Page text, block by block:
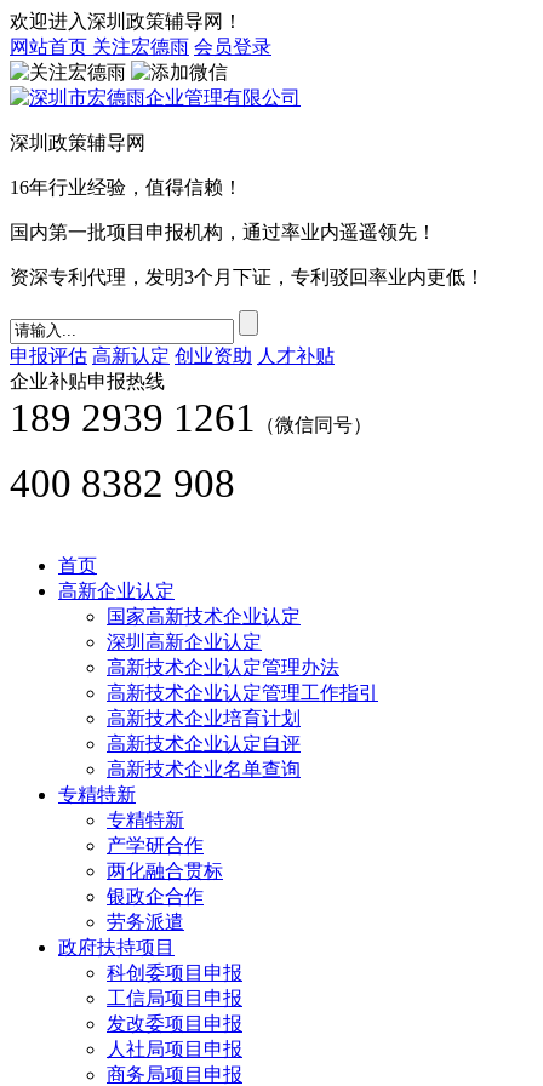
欢迎进入深圳政策辅导网！
网站首页 关注宏德雨 会员登录
深圳政策辅导网
16年行业经验，值得信赖！
国内第一批项目申报机构，通过率业内遥遥领先！
资深专利代理，发明3个月下证，专利驳回率业内更低！
申报评估 高新认定 创业资助 人才补贴
企业补贴申报热线
189 2939 1261 （微信同号）
400 8382 908
首页
高新企业认定
国家高新技术企业认定
深圳高新企业认定
高新技术企业认定管理办法
高新技术企业认定管理工作指引
高新技术企业培育计划
高新技术企业认定自评
高新技术企业名单查询
专精特新
专精特新
产学研合作
两化融合贯标
银政企合作
劳务派遣
政府扶持项目
科创委项目申报
工信局项目申报
发改委项目申报
人社局项目申报
商务局项目申报